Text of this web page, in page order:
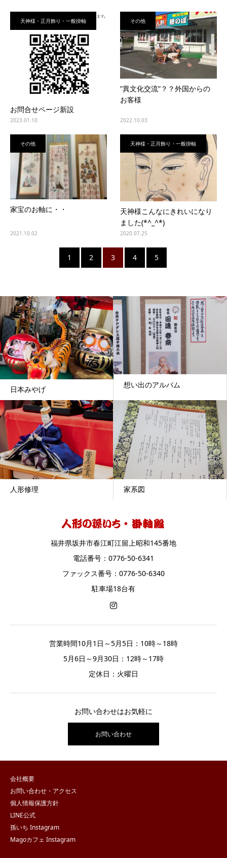
天神様・正月飾り・一般掛軸
お問合せページ新設
2023.01.10
その他
”異文化交流”？？外国からの
お客様
2022.10.03
その他
家宝のお軸に・・
2021.10.02
天神様・正月飾り・一般掛軸
天神様こんなにきれいになり
ました(*^_^*)
2020.07.25
1 2 3 4 5
日本みやげ 想い出のアルバム
人形修理 家系図
福井県坂井市春江町江留上昭和145番地
電話番号：0776-50-6341
ファックス番号：0776-50-6340
駐車場18台有
営業時間10月1日～5月5日：10時～18時
5月6日～9月30日：12時～17時
定休日：火曜日
お問い合わせはお気軽に
お問い合わせ
会社概要
お問い合わせ・アクセス
個人情報保護方針
LINE公式
孫いち Instagram
Magoカフェ Instagram